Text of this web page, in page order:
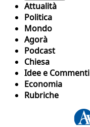
Attualità
Politica
Mondo
Agorà
Podcast
Chiesa
Idee e Commenti
Economia
Rubriche